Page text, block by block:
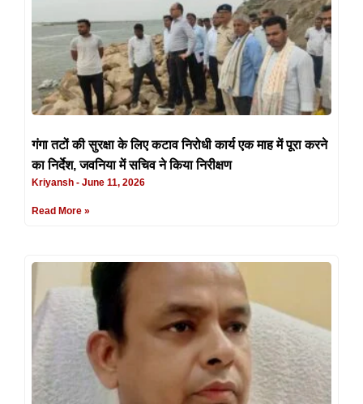
गंगा तटों की सुरक्षा के लिए कटाव निरोधी कार्य एक माह में पूरा करने
का निर्देश, जवनिया में सचिव ने किया निरीक्षण
Kriyansh June 11, 2026
Read More »